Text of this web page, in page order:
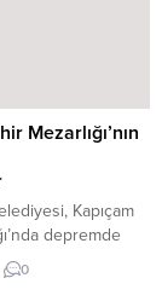
Mezarlığı’nın
Kapıçam
depremde
sağlayan ana
0